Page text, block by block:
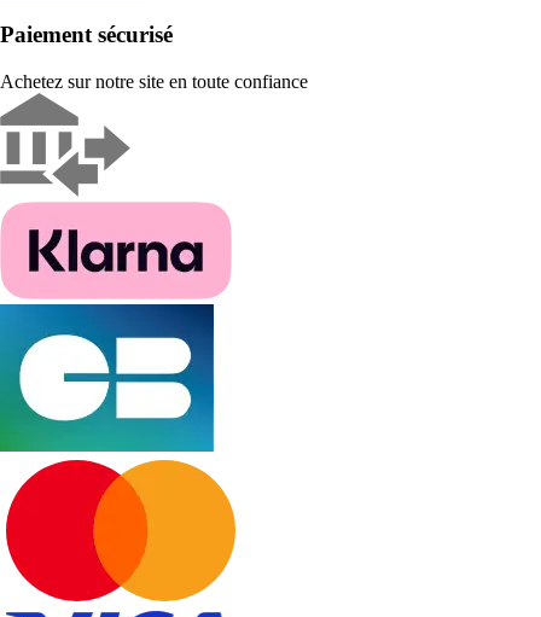
Paiement sécurisé
Achetez sur notre site en toute confiance